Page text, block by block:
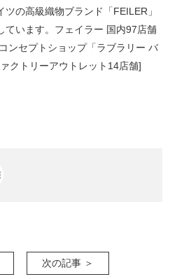
の高級織物ブランド「FEILER」
ています。フェイラー 国内97店舗
ンセプトショップ「ラブラリー バ
クトリーアウトレット14店舗]
次の記事 ＞